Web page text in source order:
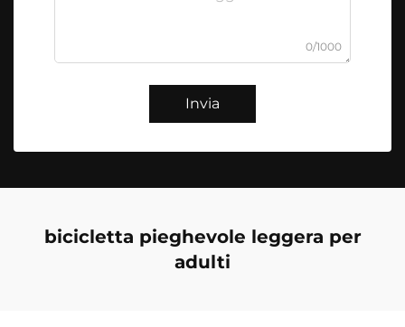
0/1000
Invia
bicicletta pieghevole leggera per
adulti